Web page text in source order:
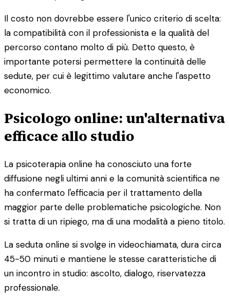
Il costo non dovrebbe essere l'unico criterio di scelta:
la compatibilità con il professionista e la qualità del
percorso contano molto di più. Detto questo, è
importante potersi permettere la continuità delle
sedute, per cui è legittimo valutare anche l'aspetto
economico.
Psicologo online: un'alternativa
efficace allo studio
La psicoterapia online ha conosciuto una forte
diffusione negli ultimi anni e la comunità scientifica ne
ha confermato l'efficacia per il trattamento della
maggior parte delle problematiche psicologiche. Non
si tratta di un ripiego, ma di una modalità a pieno titolo.
La seduta online si svolge in videochiamata, dura circa
45-50 minuti e mantiene le stesse caratteristiche di
un incontro in studio: ascolto, dialogo, riservatezza
professionale.